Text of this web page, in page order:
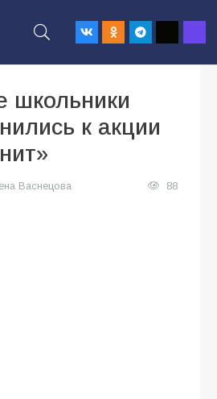
школьники
к акции
Васнецова 88